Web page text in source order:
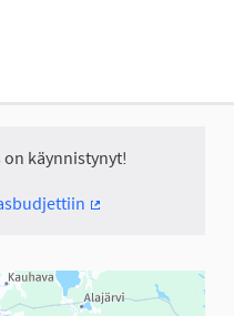
käynnistynyt!
joka esittää tämän